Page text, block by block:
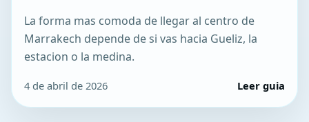
La forma mas comoda de llegar al centro de
Marrakech depende de si vas hacia Gueliz, la
estacion o la medina.
4 de abril de 2026 Leer guia